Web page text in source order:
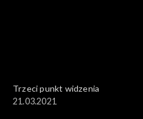
Trzeci punkt widzenia
21.03.2021